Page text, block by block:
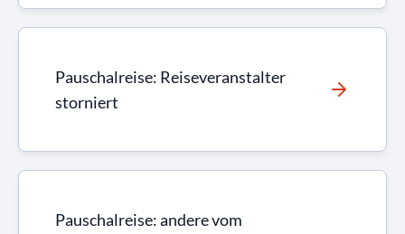
Pauschalreise: Reiseveranstalter
storniert
Pauschalreise: andere vom